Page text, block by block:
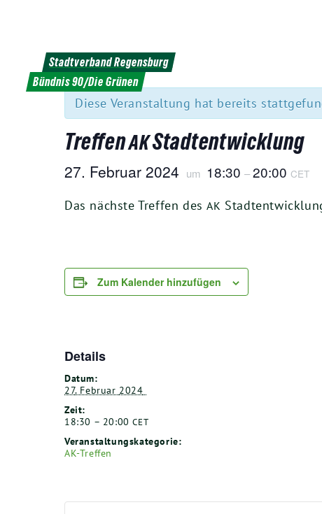
Stadtverband Regensburg
Bündnis 90/Die Grünen
« Alle Veranstaltungen
Diese Veranstaltung hat bereits
TreffenAKStadtentwicklung
27. Febru­ar 2024 um 18:30 –20:00 CET
Das nächs­te Tref­fen desAK
Zum Kalender hinzufügen
Details
Datum:
27. Febru­ar 2024
Zeit:
18:30 – 20:00 CET
Ver­an­stal­tungs­ka­te­go­rie:
AK-Tref­fen